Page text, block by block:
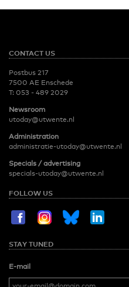
CONTACT US
Postbus 217
7500 AE Enschede
T: 053 - 489 2029
Newsroom
utoday@utwente.nl
Administration
administratie-utoday@utwente.nl
Specials / advertising
specials-utoday@utwente.nl
FOLLOW US
STAY TUNED
E-mail